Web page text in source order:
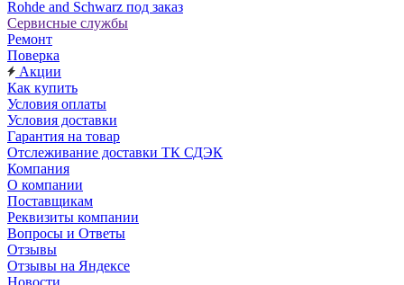
Rohde and Schwarz под заказ
Сервисные службы
Ремонт
Поверка
Акции
Как купить
Условия оплаты
Условия доставки
Гарантия на товар
Отслеживание доставки ТК СДЭК
Компания
О компании
Поставщикам
Реквизиты компании
Вопросы и Ответы
Отзывы
Отзывы на Яндексе
Новости